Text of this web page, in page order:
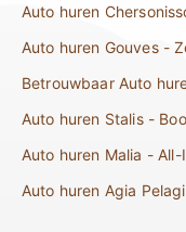
Auto huren
Auto huren Gouves -
Betrouwbaar Auto
Auto huren Stalis -
Auto huren Malia - All-
Auto huren Agia